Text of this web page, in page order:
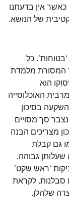
אין בדעתנו
של הנושא.
כל
המסורת מלמדת
הוא
האוכלוסייה
בסיכון
סך מסויים
מצריכים הבנה
גם קבלת
שעלותן גבוהה.
‘ראש שקט’
סבלנות. לקראת
שלהלן.